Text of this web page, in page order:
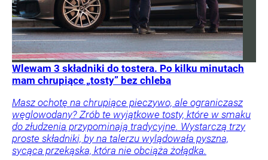
Wlewam 3 składniki do tostera. Po kilku minutach
mam chrupiące „tosty” bez chleba
Masz ochotę na chrupiące pieczywo, ale ograniczasz
węglowodany? Zrób te wyjątkowe tosty, które w smaku
do złudzenia przypominają tradycyjne. Wystarczą trzy
proste składniki, by na talerzu wylądowała pyszna,
sycąca przekąska, która nie obciąża żołądka.